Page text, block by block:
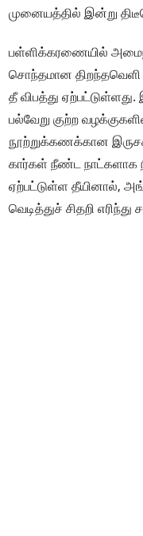
முனையத்தில் இன்று
பள்ளிக்கரணையில்
சொந்தமான திறந்தவெளி
தீ விபத்து
பல்வேறு குற்ற
நூற்றுக்கணக்கான
கார்கள் நீண்ட நாட்களாக
ஏற்பட்டுள்ள தீயினால்,
வெடித்துச் சிதறி